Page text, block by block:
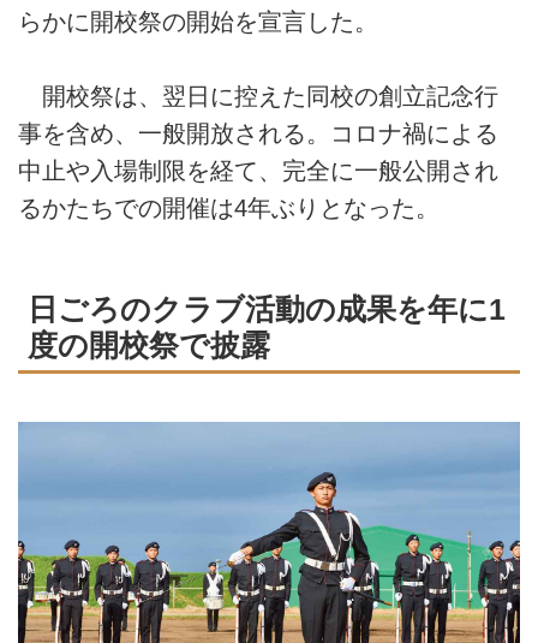
らかに開校祭の開始を宣言した。
開校祭は、翌日に控えた同校の創立記念行
事を含め、一般開放される。コロナ禍による
中止や入場制限を経て、完全に一般公開され
るかたちでの開催は4年ぶりとなった。
日ごろのクラブ活動の成果を年に1
度の開校祭で披露